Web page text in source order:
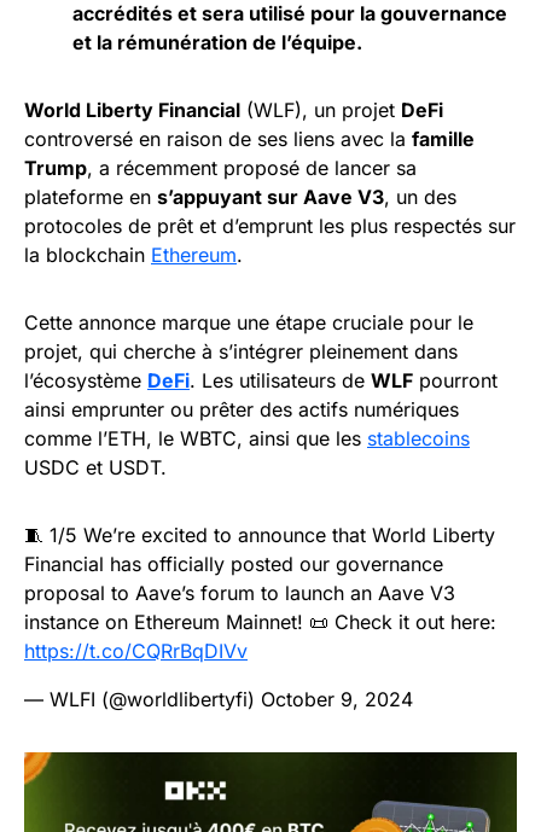
accrédités et sera utilisé pour la gouvernance
et la rémunération de l’équipe.
World Liberty Financial (WLF), un projet DeFi
controversé en raison de ses liens avec la famille
Trump, a récemment proposé de lancer sa
plateforme en s’appuyant sur Aave V3, un des
protocoles de prêt et d’emprunt les plus respectés sur
la blockchain Ethereum.
Cette annonce marque une étape cruciale pour le
projet, qui cherche à s’intégrer pleinement dans
l’écosystème DeFi. Les utilisateurs de WLF pourront
ainsi emprunter ou prêter des actifs numériques
comme l’ETH, le WBTC, ainsi que les stablecoins
USDC et USDT.
🧵 1/5 We’re excited to announce that World Liberty
Financial has officially posted our governance
proposal to Aave’s forum to launch an Aave V3
instance on Ethereum Mainnet! 📜 Check it out here:
https://t.co/CQRrBqDIVv
— WLFI (@worldlibertyfi) October 9, 2024